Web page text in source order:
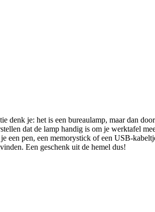
denk je: het is een bureaulamp, maar dan
dat de lamp handig is om je werktafel
pen, een memorystick of een USB-
Een geschenk uit de hemel dus!